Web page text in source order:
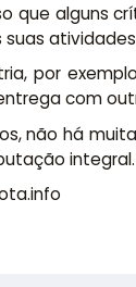
que alguns
por
com
não há
integral.